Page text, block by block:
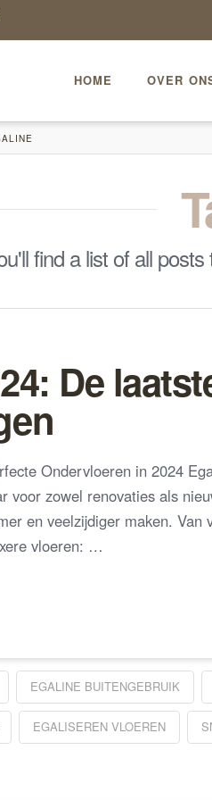
HOME OVER
find a list of all
De
Ondervloeren in 2024
voor zowel renovaties als
en veelzijdiger maken.
vloeren: …
EGALINE BUITENGEBRUIK
EGALISEREN VLOEREN